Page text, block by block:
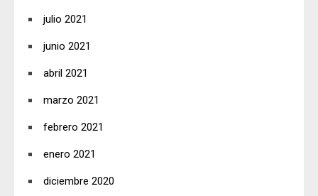
julio 2021
junio 2021
abril 2021
marzo 2021
febrero 2021
enero 2021
diciembre 2020